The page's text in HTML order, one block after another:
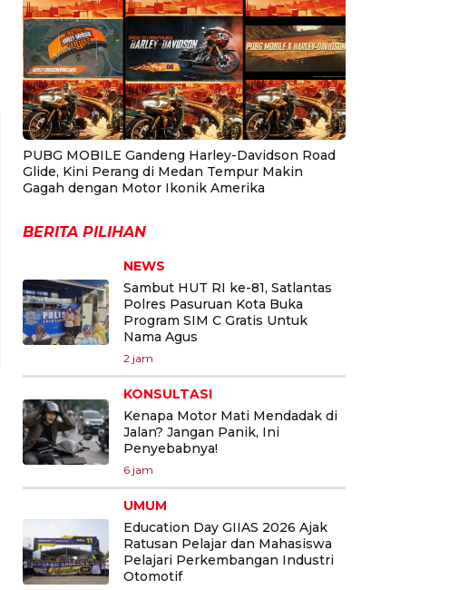
PUBG MOBILE Gandeng Harley-Davidson Road
Glide, Kini Perang di Medan Tempur Makin
Gagah dengan Motor Ikonik Amerika
BERITA PILIHAN
NEWS
Sambut HUT RI ke-81, Satlantas
Polres Pasuruan Kota Buka
Program SIM C Gratis Untuk
Nama Agus
2 jam
KONSULTASI
Kenapa Motor Mati Mendadak di
Jalan? Jangan Panik, Ini
Penyebabnya!
6 jam
UMUM
Education Day GIIAS 2026 Ajak
Ratusan Pelajar dan Mahasiswa
Pelajari Perkembangan Industri
Otomotif